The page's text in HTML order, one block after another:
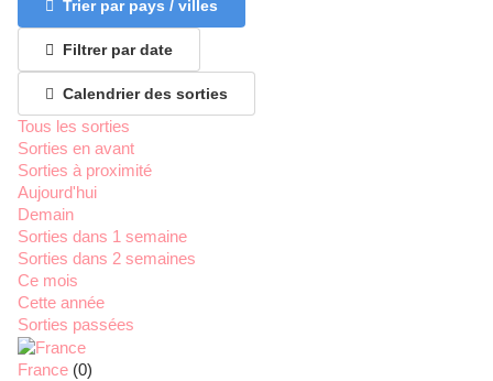
Trier par pays / villes
Filtrer par date
Calendrier des sorties
Tous les sorties
Sorties en avant
Sorties à proximité
Aujourd'hui
Demain
Sorties dans 1 semaine
Sorties dans 2 semaines
Ce mois
Cette année
Sorties passées
France (0)